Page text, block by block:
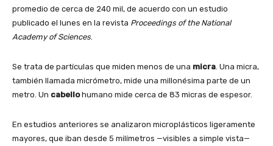
promedio de cerca de 240 mil, de acuerdo con un estudio
publicado el lunes en la revista Proceedings of the National
Academy of Sciences
Se trata de partículas que miden menos de una micra . Una micra,
también llamada micrómetro, mide una millonésima parte de un
metro. Un cabellohumano mide cerca de 83 micras de espesor.
En estudios anteriores se analizaron microplásticos ligeramente
mayores, que iban desde 5 milímetros —visibles a simple vista—